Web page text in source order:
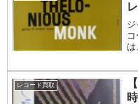
ー
レコード買取